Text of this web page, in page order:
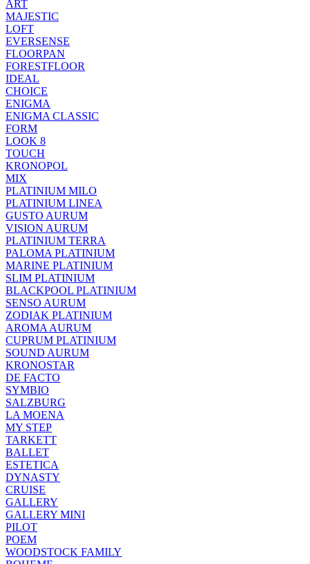
ART
MAJESTIC
LOFT
EVERSENSE
FLOORPAN
FORESTFLOOR
IDEAL
CHOICE
ENIGMA
ENIGMA CLASSIC
FORM
LOOK 8
TOUCH
KRONOPOL
MIX
PLATINIUM MILO
PLATINIUM LINEA
GUSTO AURUM
VISION AURUM
PLATINIUM TERRA
PALOMA PLATINIUM
MARINE PLATINIUM
SLIM PLATINIUM
BLACKPOOL PLATINIUM
SENSO AURUM
ZODIAK PLATINIUM
AROMA AURUM
CUPRUM PLATINIUM
SOUND AURUM
KRONOSTAR
DE FACTO
SYMBIO
SALZBURG
LA MOENA
MY STEP
TARKETT
BALLET
ESTETICA
DYNASTY
CRUISE
GALLERY
GALLERY MINI
PILOT
POEM
WOODSTOCK FAMILY